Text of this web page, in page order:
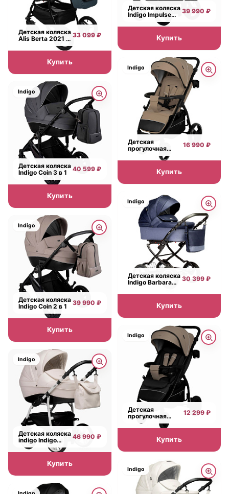
Детская коляска
Alis Berta 2021 3 33 099 ₽
Купить
Indigo
Детская коляска
Indigo Coin 3 в 1
40 599 ₽
Купить
Indigo
Детская коляска
Indigo Coin 2 в 1
39 990 ₽
Купить
Indigo
Детская коляска
indigo Indigo
Special 2 в 1
46 990 ₽
Купить
Детская коляска
Indigo Impulse
39 990 ₽
Купить
Indigo
Детская
прогулочная
коляска Indigo
Epica XL
16 990 ₽
Купить
Indigo
Детская коляска
Indigo Barbara
на черной раме
30 399 ₽
Купить
Indigo
Детская
прогулочная
коляска Indigo
Epica SL
12 299 ₽
Купить
Indigo